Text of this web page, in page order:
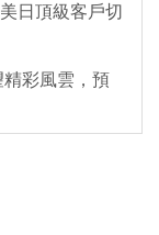
日頂級客戶切
彩風雲，預